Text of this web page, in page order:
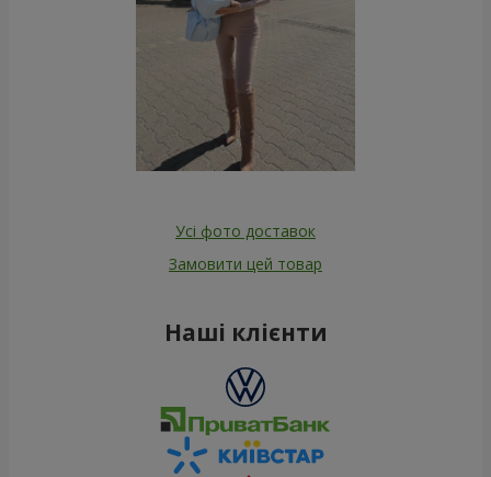
Усі фото доставок
Замовити цей товар
Наші клієнти